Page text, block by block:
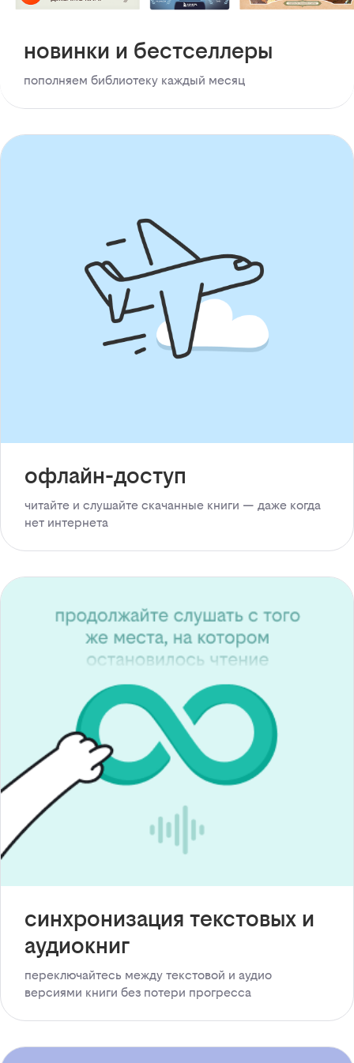
новинки и бестселлеры
пополняем библиотеку каждый месяц
офлайн-доступ
читайте и слушайте скачанные книги — даже когда
нет интернета
синхронизация текстовых и
аудиокниг
переключайтесь между текстовой и аудио
версиями книги без потери прогресса